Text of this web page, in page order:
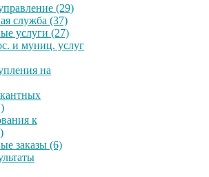
(29)
служба (37)
услуги (27)
и муниц. услуг
на
к
заказы (6)